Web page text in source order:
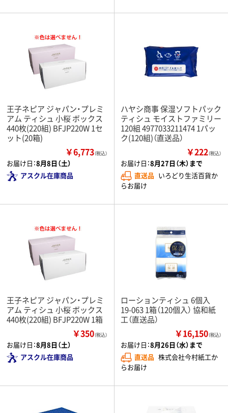
王子ネピア ジャパン・プレミ
アム ティシュ 小桜 ボックス
440枚(220組) BFJP220W 1セ
ット(20箱)
￥6,773（税込）
お届け日：8月8日（土）
アスクル在庫商品
ハヤシ商事 保湿ソフトパック
ティシュ モイストファミリー
120組 4977033211474 1パッ
ク(120組)（直送品）
￥222（税込）
お届け日：8月27日（木）まで
直送品 いろどり生活百貨か
らお届け
王子ネピア ジャパン・プレミ
アム ティシュ 小桜 ボックス
440枚(220組) BFJP220W 1箱
￥350（税込）
お届け日：8月8日（土）
アスクル在庫商品
ローションティシュ 6個入
19-063 1箱（120個入） 協和紙
工（直送品）
￥16,150（税込）
お届け日：8月26日（水）まで
直送品 株式会社今村紙工か
らお届け